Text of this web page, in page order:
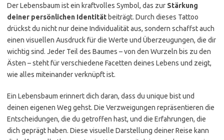
Der Lebensbaum ist ein kraftvolles Symbol, das zur Stärkung
deiner persönlichen Identität beiträgt. Durch dieses Tattoo
drückst du nicht nur deine Individualität aus, sondern schaffst auch
einen visuellen Ausdruck für die Werte und Überzeugungen, die dir
wichtig sind. Jeder Teil des Baumes – von den Wurzeln bis zu den
Ästen – steht für verschiedene Facetten deines Lebens und zeigt,
wie alles miteinander verknüpft ist.
Ein Lebensbaum erinnert dich daran, dass du unique bist und
deinen eigenen Weg gehst. Die Verzweigungen repräsentieren die
Entscheidungen, die du getroffen hast, und die Erfahrungen, die
dich geprägt haben. Diese visuelle Darstellung deiner Reise kann